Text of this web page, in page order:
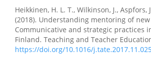
Heikkinen, H. L. T., Wilkinson, J., Aspfors,
(2018). Understanding mentoring of
Communicative and strategic practices
Finland. Teaching and Teacher
https://doi.org/10.1016/